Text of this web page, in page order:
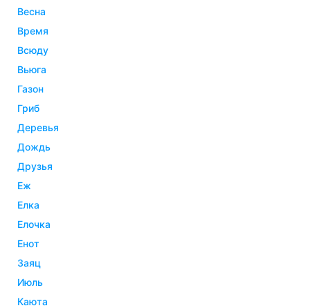
весна
время
всюду
вьюга
газон
гриб
деревья
дождь
друзья
еж
елка
елочка
енот
заяц
июль
каюта